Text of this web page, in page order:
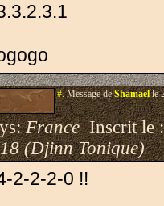
#.Message deShamaelle
FranceInscrit le
(Djinn Tonique)
2-2-2-0 !!